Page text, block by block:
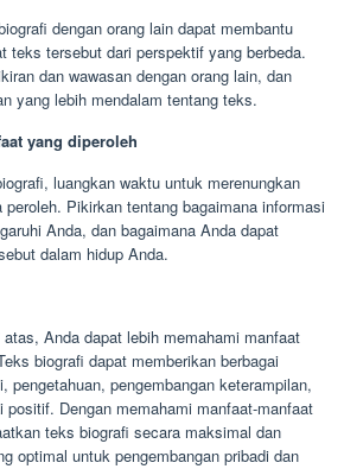
dengan orang lain dapat membantu
teks tersebut dari perspektif yang berbeda.
dan wawasan dengan orang lain, dan
yang lebih mendalam tentang teks.
yang diperoleh
luangkan waktu untuk merenungkan
Pikirkan tentang bagaimana informasi
Anda, dan bagaimana Anda dapat
dalam hidup Anda.
Anda dapat lebih memahami manfaat
biografi dapat memberikan berbagai
pengetahuan, pengembangan keterampilan,
positif. Dengan memahami manfaat-manfaat
teks biografi secara maksimal dan
optimal untuk pengembangan pribadi dan